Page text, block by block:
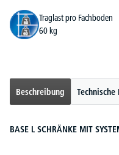
Traglast pro Fachboden
60 kg
Beschreibung Technische
BASE L SCHRÄNKE MIT